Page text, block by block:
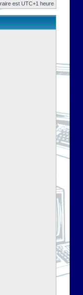
est UTC+1 heure